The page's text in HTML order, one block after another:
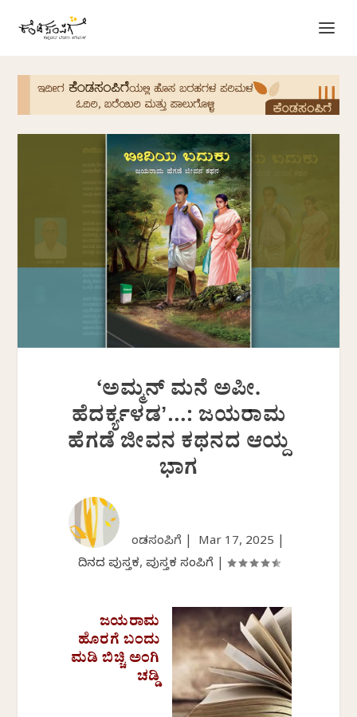
‘ಅಮ್ಮನ್ ಮನೆ ಅಪೀ.
ಹೆದರ್ಕ್ಯಳಡʼ…: ಜಯರಾಮ
ಹೆಗಡೆ ಜೀವನ ಕಥನದ ಆಯ್ದ
ಭಾಗ
ಕೆಂಡಸಂಪಿಗೆ | Mar 17, 2025
ದಿನದ ಪುಸ್ತಕ, ಪುಸ್ತಕ ಸಂಪಿಗೆ
ಜಯರಾಮ
ಹೊರಗೆ ಬಂದು
ಮಡಿ ಬಿಚ್ಚಿ ಅಂಗಿ
ಚಡ್ಡಿ